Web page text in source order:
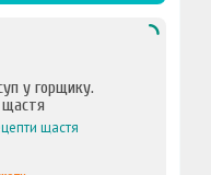
у горщику.
щастя